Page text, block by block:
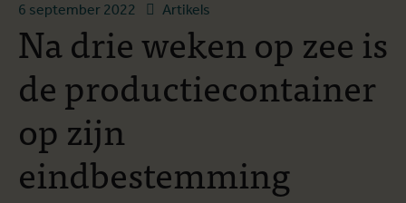
6 september 2022 Artikels
Na drie weken op zee is
de productiecontainer
op zijn
eindbestemming